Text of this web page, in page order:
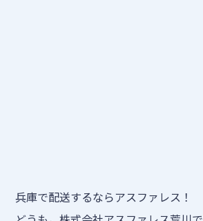
兵庫で配送するならアスファレス！